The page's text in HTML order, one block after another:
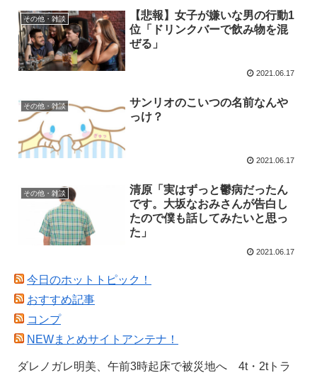
その他・雑談
【悲報】女子が嫌いな男の行動1
位「ドリンクバーで飲み物を混
ぜる」
2021.06.17
その他・雑談
サンリオのこいつの名前なんや
っけ？
2021.06.17
その他・雑談
清原「実はずっと鬱病だったん
です。大坂なおみさんが告白し
たので僕も話してみたいと思っ
た」
2021.06.17
今日のホットトピック！
おすすめ記事
コンプ
NEWまとめサイトアンテナ！
ダレノガレ明美、午前3時起床で被災地へ 4t・2tトラ